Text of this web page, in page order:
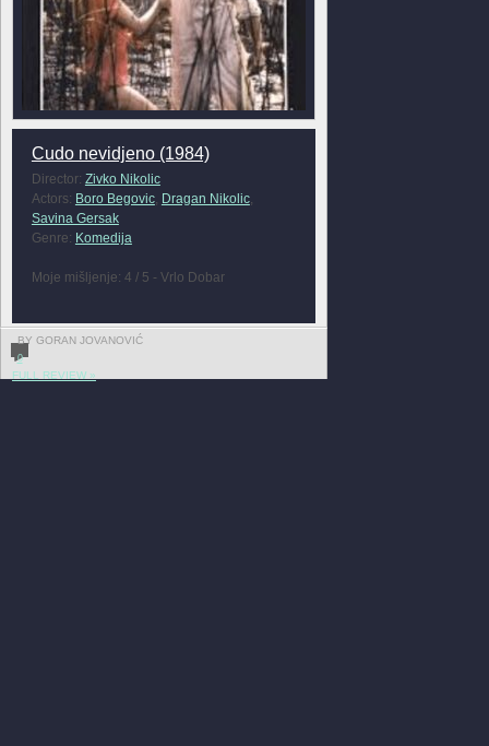
Cudo nevidjeno (1984)
Director: Zivko Nikolic
Actors: Boro Begovic, Dragan Nikolic,
Savina Gersak
Genre: Komedija
Moje mišljenje: 4 / 5 - Vrlo Dobar
BY GORAN JOVANOVIĆ
0
FULL REVIEW »